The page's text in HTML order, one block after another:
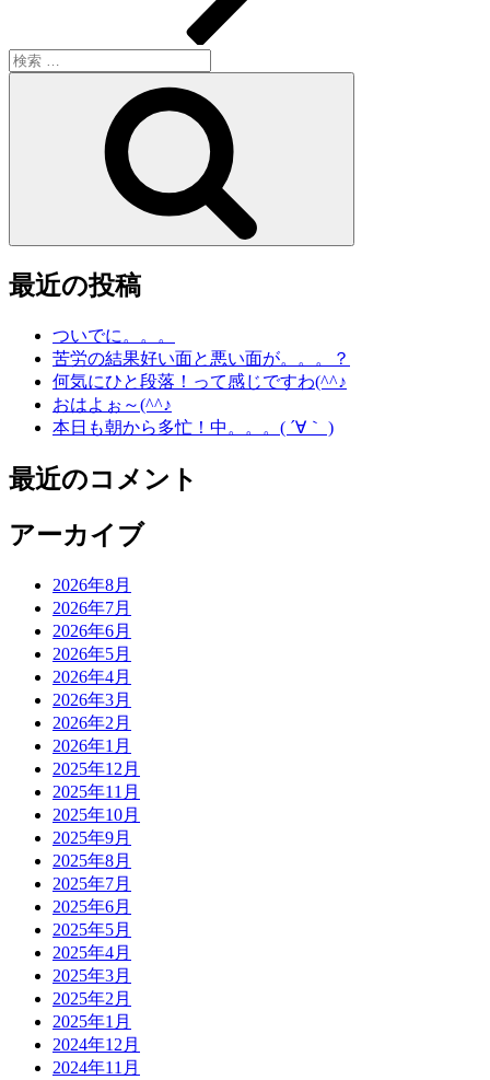
検
索:
最近の投稿
ついでに。。。
苦労の結果好い面と悪い面が。。。？
何気にひと段落！って感じですわ(^^♪
おはよぉ～(^^♪
本日も朝から多忙！中。。。( ´∀｀ )
最近のコメント
アーカイブ
2026年8月
2026年7月
2026年6月
2026年5月
2026年4月
2026年3月
2026年2月
2026年1月
2025年12月
2025年11月
2025年10月
2025年9月
2025年8月
2025年7月
2025年6月
2025年5月
2025年4月
2025年3月
2025年2月
2025年1月
2024年12月
2024年11月